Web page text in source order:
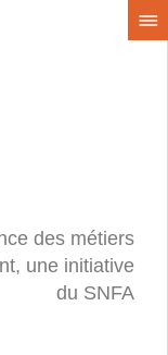
des métiers
une initiative
du SNFA